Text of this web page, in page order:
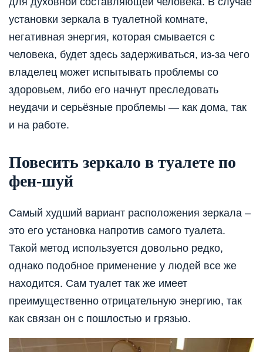
установки зеркала в туалетной комнате,
негативная энергия, которая смывается с
человека, будет здесь задерживаться, из-за чего
владелец может испытывать проблемы со
здоровьем, либо его начнут преследовать
неудачи и серьёзные проблемы — как дома, так
и на работе.
Повесить зеркало в туалете по
фен-шуй
Самый худший вариант расположения зеркала –
это его установка напротив самого туалета.
Такой метод используется довольно редко,
однако подобное применение у людей все же
находится. Сам туалет так же имеет
преимущественно отрицательную энергию, так
как связан он с пошлостью и грязью.